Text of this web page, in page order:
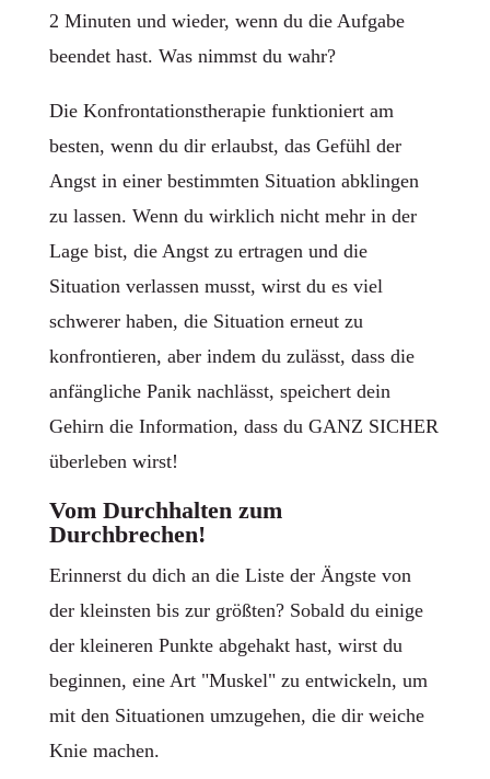
2 Minuten und wieder, wenn du die Aufgabe
beendet hast. Was nimmst du wahr?
Die Konfrontationstherapie funktioniert am
besten, wenn du dir erlaubst, das Gefühl der
Angst in einer bestimmten Situation abklingen
zu lassen. Wenn du wirklich nicht mehr in der
Lage bist, die Angst zu ertragen und die
Situation verlassen musst, wirst du es viel
schwerer haben, die Situation erneut zu
konfrontieren, aber indem du zulässt, dass die
anfängliche Panik nachlässt, speichert dein
Gehirn die Information, dass du GANZ SICHER
überleben wirst!
Vom Durchhalten zum
Durchbrechen!
Erinnerst du dich an die Liste der Ängste von
der kleinsten bis zur größten? Sobald du einige
der kleineren Punkte abgehakt hast, wirst du
beginnen, eine Art "Muskel" zu entwickeln, um
mit den Situationen umzugehen, die dir weiche
Knie machen.